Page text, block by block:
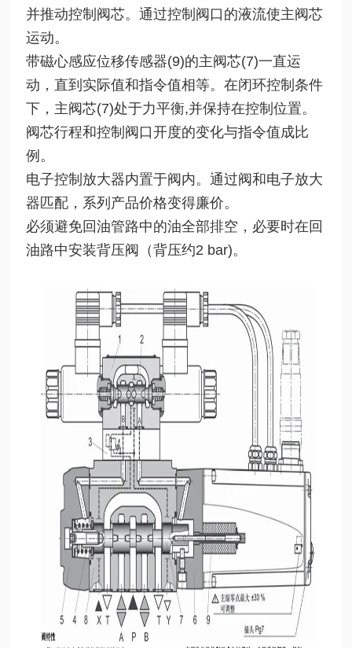
并推动控制阀芯。通过控制阀口的液流使主阀芯
运动。
带磁心感应位移传感器(9)的主阀芯(7)一直运
动，直到实际值和指令值相等。在闭环控制条件
下，主阀芯(7)处于力平衡,并保持在控制位置。
阀芯行程和控制阀口开度的变化与指令值成比
例。
电子控制放大器内置于阀内。通过阀和电子放大
器匹配，系列产品价格变得廉价。
必须避免回油管路中的油全部排空，必要时在回
油路中安装背压阀（背压约2 bar)。